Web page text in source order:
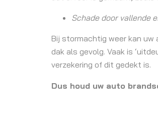
Schade door vallende
Bij stormachtig weer kan uw
dak als gevolg. Vaak is
verzekering of dit gedekt is.
Dus houd uw auto